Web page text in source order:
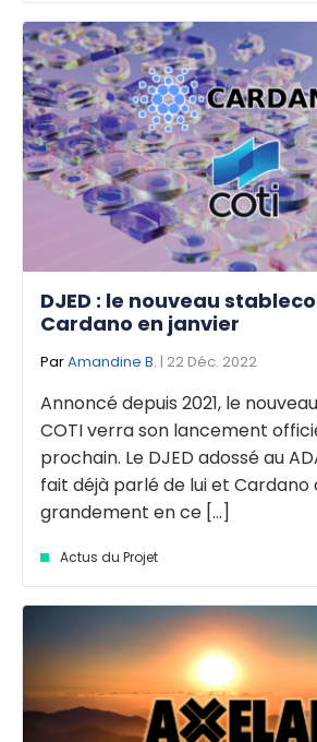
DJED : le nouveau
Cardano en janvier
ParAmandine B. | 22 Déc. 2022
Annoncé depuis 2021, le
COTI verra son lancement
prochain. Le DJED adossé au
fait déjà parlé de lui et Cardano
grandement en ce [...]
Actus du Projet